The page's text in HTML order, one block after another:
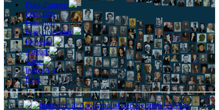
Frasi d'amore
Frasi film
Frasi libri
Frasi divertenti
Proverbi
Auguri
Varie
Indici A-Z
Blog
Registrati / Accedi